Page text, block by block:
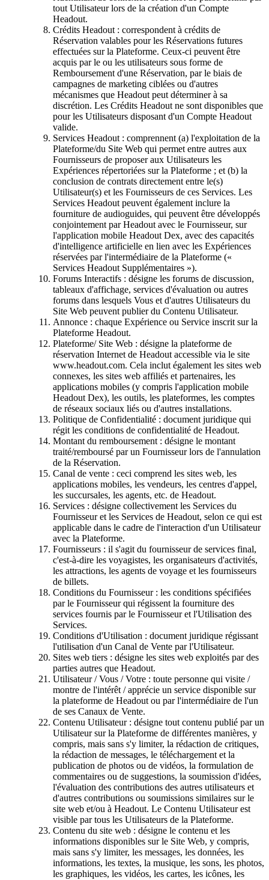
tout Utilisateur lors de la création d'un Compte
Headout.
Crédits Headout : correspondent à crédits de
Réservation valables pour les Réservations futures
effectuées sur la Plateforme. Ceux-ci peuvent être
acquis par le ou les utilisateurs sous forme de
Remboursement d'une Réservation, par le biais de
campagnes de marketing ciblées ou d'autres
mécanismes que Headout peut déterminer à sa
discrétion. Les Crédits Headout ne sont disponibles que
pour les Utilisateurs disposant d'un Compte Headout
valide.
Services Headout : comprennent (a) l'exploitation de la
Plateforme/du Site Web qui permet entre autres aux
Fournisseurs de proposer aux Utilisateurs les
Expériences répertoriées sur la Plateforme ; et (b) la
conclusion de contrats directement entre le(s)
Utilisateur(s) et les Fournisseurs de ces Services. Les
Services Headout peuvent également inclure la
fourniture de audioguides, qui peuvent être développés
conjointement par Headout avec le Fournisseur, sur
l'application mobile Headout Dex, avec des capacités
d'intelligence artificielle en lien avec les Expériences
réservées par l'intermédiaire de la Plateforme («
Services Headout Supplémentaires »).
Forums Interactifs : désigne les forums de discussion,
tableaux d'affichage, services d'évaluation ou autres
forums dans lesquels Vous et d'autres Utilisateurs du
Site Web peuvent publier du Contenu Utilisateur.
Annonce : chaque Expérience ou Service inscrit sur la
Plateforme Headout.
Plateforme/ Site Web : désigne la plateforme de
réservation Internet de Headout accessible via le site
www.headout.com. Cela inclut également les sites web
connexes, les sites web affiliés et partenaires, les
applications mobiles (y compris l'application mobile
Headout Dex), les outils, les plateformes, les comptes
de réseaux sociaux liés ou d'autres installations.
Politique de Confidentialité : document juridique qui
régit les conditions de confidentialité de Headout.
Montant du remboursement : désigne le montant
traité/remboursé par un Fournisseur lors de l'annulation
de la Réservation.
Canal de vente : ceci comprend les sites web, les
applications mobiles, les vendeurs, les centres d'appel,
les succursales, les agents, etc. de Headout.
Services : désigne collectivement les Services du
Fournisseur et les Services de Headout, selon ce qui est
applicable dans le cadre de l'interaction d'un Utilisateur
avec la Plateforme.
Fournisseurs : il s'agit du fournisseur de services final,
c'est-à-dire les voyagistes, les organisateurs d'activités,
les attractions, les agents de voyage et les fournisseurs
de billets.
Conditions du Fournisseur : les conditions spécifiées
par le Fournisseur qui régissent la fourniture des
services fournis par le Fournisseur et l'Utilisation des
Services.
Conditions d'Utilisation : document juridique régissant
l'utilisation d'un Canal de Vente par l'Utilisateur.
Sites web tiers : désigne les sites web exploités par des
parties autres que Headout.
Utilisateur / Vous / Votre : toute personne qui visite /
montre de l'intérêt / apprécie un service disponible sur
la plateforme de Headout ou par l'intermédiaire de l'un
de ses Canaux de Vente.
Contenu Utilisateur : désigne tout contenu publié par un
Utilisateur sur la Plateforme de différentes manières, y
compris, mais sans s'y limiter, la rédaction de critiques,
la rédaction de messages, le téléchargement et la
publication de photos ou de vidéos, la formulation de
commentaires ou de suggestions, la soumission d'idées,
l'évaluation des contributions des autres utilisateurs et
d'autres contributions ou soumissions similaires sur le
site web et/ou à Headout. Le Contenu Utilisateur est
visible par tous les Utilisateurs de la Plateforme.
Contenu du site web : désigne le contenu et les
informations disponibles sur le Site Web, y compris,
mais sans s'y limiter, les messages, les données, les
informations, les textes, la musique, les sons, les photos,
les graphiques, les vidéos, les cartes, les icônes, les